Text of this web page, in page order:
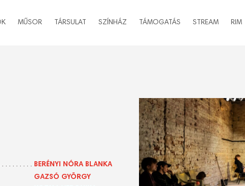
MŰSOR TÁRSULAT SZÍNHÁZ TÁMOGATÁS STREAM RIM
BERÉNYI NÓRA BLANKA
GAZSÓ GYÖRGY